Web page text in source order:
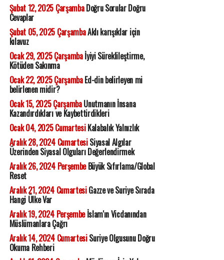
Şubat 12, 2025 ÇarşambaDoğru Sorular Doğru
Cevaplar
Şubat 05, 2025 ÇarşambaAklı karışıklar için
kılavuz
Ocak 29, 2025 Çarşambaİyiyi Süreklileştirme,
Kötüden Sakınma
Ocak 22, 2025 ÇarşambaEd-din belirleyen mi
belirlenen midir?
Ocak 15, 2025 ÇarşambaUnutmanın İnsana
Kazandırdıkları ve Kaybettirdikleri
Ocak 04, 2025 CumartesiKalabalık Yalnızlık
Aralık 28, 2024 CumartesiSiyasal Algılar
Üzerinden Siyasal Olguları Değerlendirmek
Aralık 26, 2024 PerşembeBüyük Sıfırlama/Global
Reset
Aralık 21, 2024 CumartesiGazze ve Suriye Sırada
Hangi Ülke Var
Aralık 19, 2024 Perşembeİslam'ın Vicdanından
Müslümanlara Çağrı
Aralık 14, 2024 CumartesiSuriye Olgusunu Doğru
Okuma Rehberi